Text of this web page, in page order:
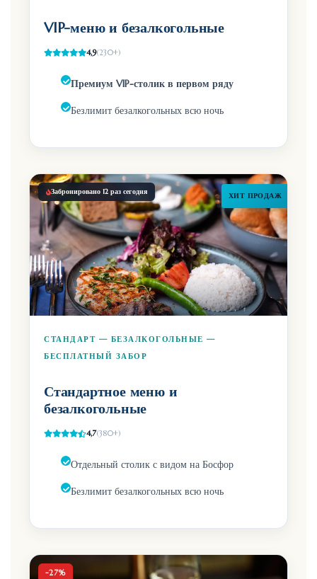
VIP-меню и безалкогольные
4,9(230+)
Премиум VIP-столик в первом ряду
Безлимит безалкогольных всю ночь
ХИТ ПРОДАЖ
Забронировано 12 раз сегодня
СТАНДАРТ — БЕЗАЛКОГОЛЬНЫЕ —
БЕСПЛАТНЫЙ ЗАБОР
Стандартное меню и
безалкогольные
4,7(380+)
Отдельный столик с видом на Босфор
Безлимит безалкогольных всю ночь
-27%